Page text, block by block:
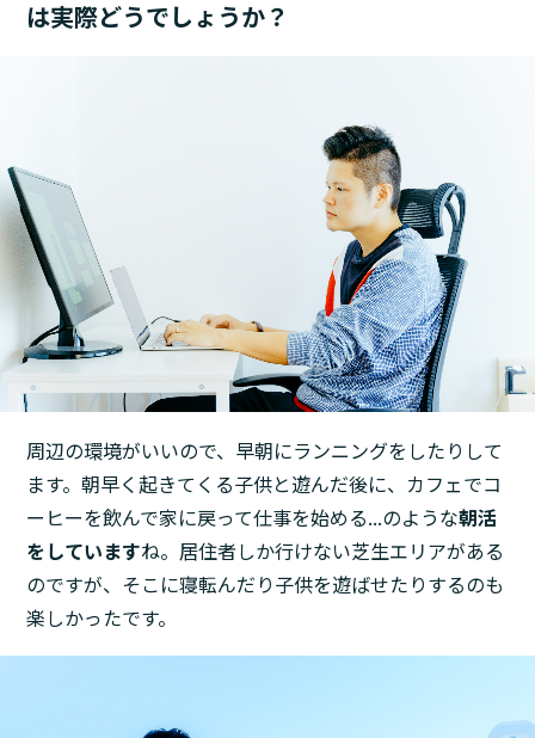
は実際どうでしょうか？
周辺の環境がいいので、早朝にランニングをしたりして
ます。朝早く起きてくる子供と遊んだ後に、カフェでコ
ーヒーを飲んで家に戻って仕事を始める...のような朝活
をしていますね。居住者しか行けない芝生エリアがある
のですが、そこに寝転んだり子供を遊ばせたりするのも
楽しかったです。